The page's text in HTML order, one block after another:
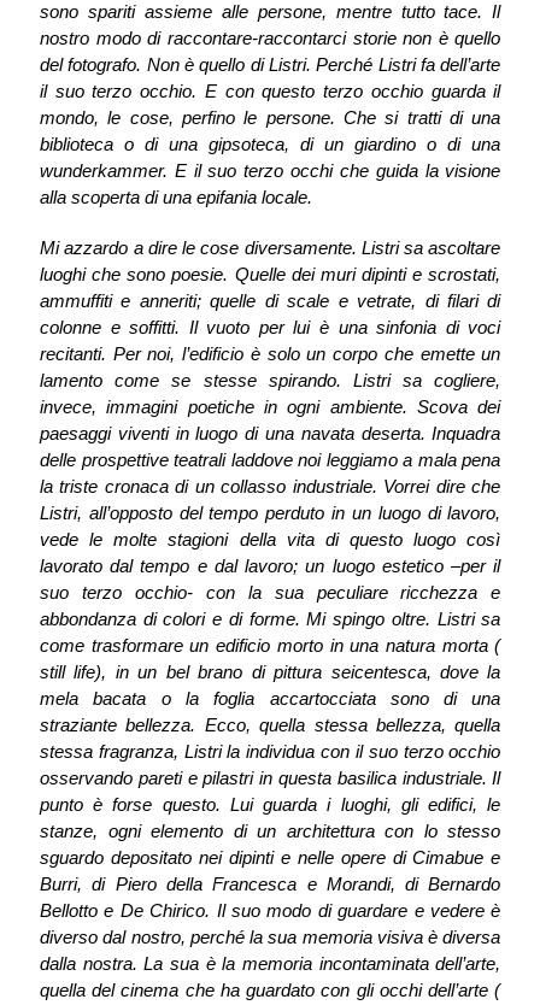
sono spariti assieme alle persone, mentre tutto tace. Il
nostro modo di raccontare-raccontarci storie non è quello
del fotografo. Non è quello di Listri. Perché Listri fa dell’arte
il suo terzo occhio. E con questo terzo occhio guarda il
mondo, le cose, perfino le persone. Che si tratti di una
biblioteca o di una gipsoteca, di un giardino o di una
wunderkammer. E il suo terzo occhi che guida la visione
alla scoperta di una epifania locale.
Mi azzardo a dire le cose diversamente. Listri sa ascoltare
luoghi che sono poesie. Quelle dei muri dipinti e scrostati,
ammuffiti e anneriti; quelle di scale e vetrate, di filari di
colonne e soffitti. Il vuoto per lui è una sinfonia di voci
recitanti. Per noi, l’edificio è solo un corpo che emette un
lamento come se stesse spirando. Listri sa cogliere,
invece, immagini poetiche in ogni ambiente. Scova dei
paesaggi viventi in luogo di una navata deserta. Inquadra
delle prospettive teatrali laddove noi leggiamo a mala pena
la triste cronaca di un collasso industriale. Vorrei dire che
Listri, all’opposto del tempo perduto in un luogo di lavoro,
vede le molte stagioni della vita di questo luogo così
lavorato dal tempo e dal lavoro; un luogo estetico –per il
suo terzo occhio- con la sua peculiare ricchezza e
abbondanza di colori e di forme. Mi spingo oltre. Listri sa
come trasformare un edificio morto in una natura morta (
still life), in un bel brano di pittura seicentesca, dove la
mela bacata o la foglia accartocciata sono di una
straziante bellezza. Ecco, quella stessa bellezza, quella
stessa fragranza, Listri la individua con il suo terzo occhio
osservando pareti e pilastri in questa basilica industriale. Il
punto è forse questo. Lui guarda i luoghi, gli edifici, le
stanze, ogni elemento di un architettura con lo stesso
sguardo depositato nei dipinti e nelle opere di Cimabue e
Burri, di Piero della Francesca e Morandi, di Bernardo
Bellotto e De Chirico. Il suo modo di guardare e vedere è
diverso dal nostro, perché la sua memoria visiva è diversa
dalla nostra. La sua è la memoria incontaminata dell’arte,
quella del cinema che ha guardato con gli occhi dell’arte (